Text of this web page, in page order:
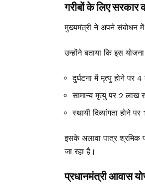
गरीबों के लिए सरकार
मुख्यमंत्री ने अपने संबोधन में
उन्होंने बताया कि इस
दुर्घटना में मृत्यु होने पर
सामान्य मृत्यु पर 2 लाख
स्थायी दिव्यांगता होने
इसके अलावा पात्र श्रमिक
जा रहा है।
प्रधानमंत्री आवास